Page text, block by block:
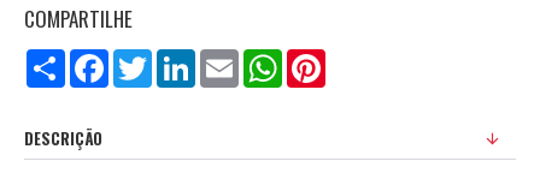
COMPARTILHE
Compartilhar
FacebookTwitterLinkedInEmail WhatsApp
DESCRIÇÃO